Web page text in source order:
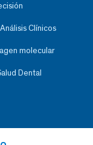
Clínicos
molecular
Dental